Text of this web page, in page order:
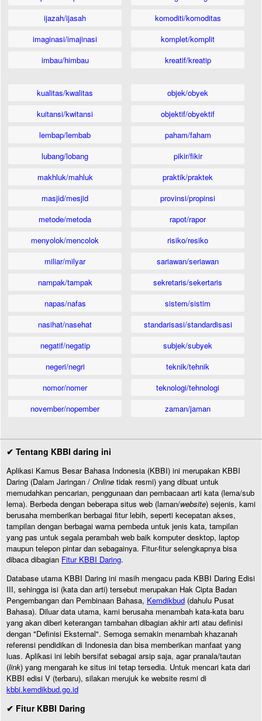
ijazah/ijasah
imaginasi/imajinasi
imbau/himbau
komoditi/komoditas
komplet/komplit
kreatif/kreatip
kualitas/kwalitas
kuitansi/kwitansi
lembap/lembab
lubang/lobang
makhluk/mahluk
masjid/mesjid
metode/metoda
menyolok/mencolok
miliar/milyar
nampak/tampak
napas/nafas
nasihat/nasehat
negatif/negatip
negeri/negri
nomor/nomer
november/nopember
objek/obyek
objektif/obyektif
paham/faham
pikir/fikir
praktik/praktek
provinsi/propinsi
rapot/rapor
risiko/resiko
sariawan/seriawan
sekretaris/sekertaris
sistem/sistim
standarisasi/standardisasi
subjek/subyek
teknik/tehnik
teknologi/tehnologi
zaman/jaman
✔ Tentang KBBI daring ini
Aplikasi Kamus Besar Bahasa Indonesia (KBBI) ini merupakan KBBI
Daring (Dalam Jaringan / Online tidak resmi) yang dibuat untuk
memudahkan pencarian, penggunaan dan pembacaan arti kata (lema/sub
lema). Berbeda dengan beberapa situs web (laman/website) sejenis, kami
berusaha memberikan berbagai fitur lebih, seperti kecepatan akses,
tampilan dengan berbagai warna pembeda untuk jenis kata, tampilan
yang pas untuk segala perambah web baik komputer desktop, laptop
maupun telepon pintar dan sebagainya. Fitur-fitur selengkapnya bisa
dibaca dibagian Fitur KBBI Daring.
Database utama KBBI Daring ini masih mengacu pada KBBI Daring Edisi
III, sehingga isi (kata dan arti) tersebut merupakan Hak Cipta Badan
Pengembangan dan Pembinaan Bahasa, Kemdikbud (dahulu Pusat
Bahasa). Diluar data utama, kami berusaha menambah kata-kata baru
yang akan diberi keterangan tambahan dibagian akhir arti atau definisi
dengan "Definisi Eksternal". Semoga semakin menambah khazanah
referensi pendidikan di Indonesia dan bisa memberikan manfaat yang
luas. Aplikasi ini lebih bersifat sebagai arsip saja, agar pranala/tautan
(link) yang mengarah ke situs ini tetap tersedia. Untuk mencari kata dari
KBBI edisi V (terbaru), silakan merujuk ke website resmi di
kbbi.kemdikbud.go.id
✔ Fitur KBBI Daring